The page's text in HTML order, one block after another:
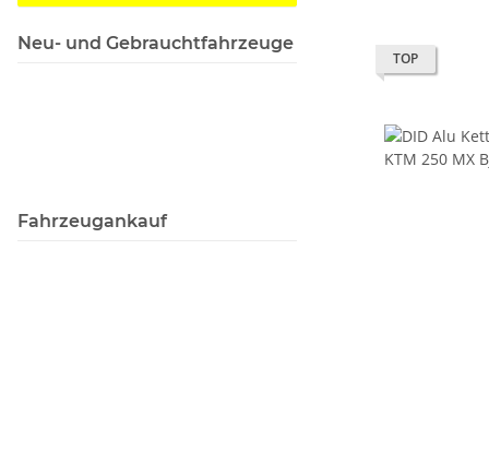
TOP
Neu- und Gebrauchtfahrzeuge
Fahrzeugankauf